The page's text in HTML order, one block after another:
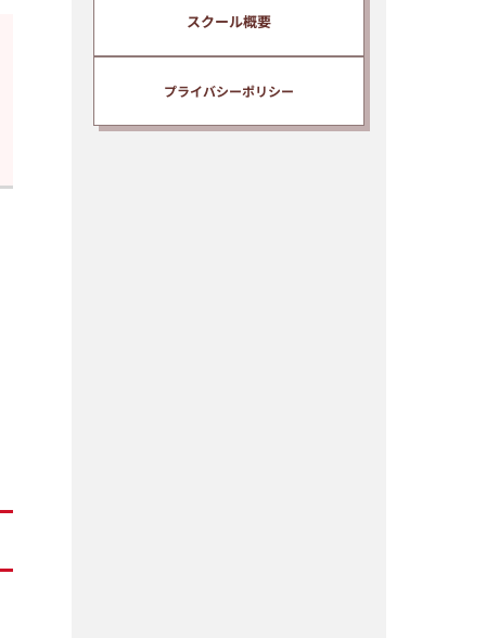
スクール概要
プライバシーポリシー